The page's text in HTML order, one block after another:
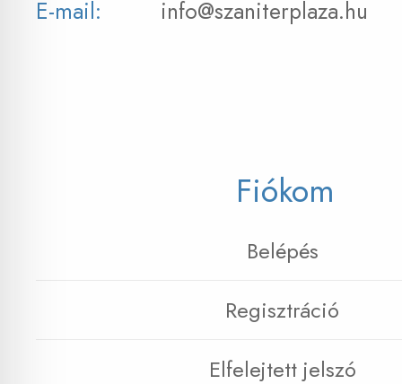
E-mail:
info@szaniterplaza.hu
Fiókom
Belépés
Regisztráció
Elfelejtett jelszó